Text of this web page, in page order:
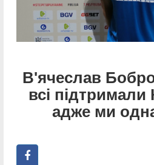
В'ячеслав
всі підтримали
адже ми